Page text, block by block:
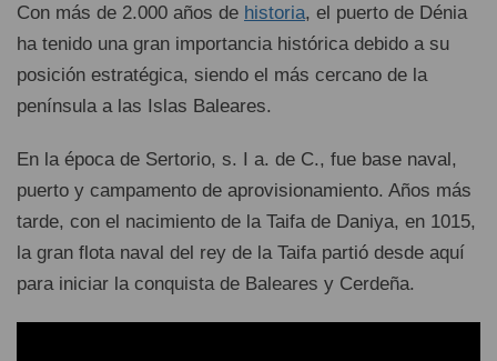
Con más de 2.000 años de historia, el puerto de Dénia
ha tenido una gran importancia histórica debido a su
posición estratégica, siendo el más cercano de la
península a las Islas Baleares.
En la época de Sertorio, s. I a. de C., fue base naval,
puerto y campamento de aprovisionamiento. Años más
tarde, con el nacimiento de la Taifa de Daniya, en 1015,
la gran flota naval del rey de la Taifa partió desde aquí
para iniciar la conquista de Baleares y Cerdeña.